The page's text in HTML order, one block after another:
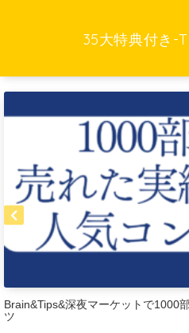
35大特典付き-
Brain&Tips&深夜マーケットで1000
ツ